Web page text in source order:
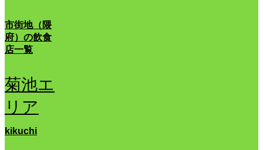
市街地（隈
府）の飲食
店一覧
菊池エ
リア
kikuchi